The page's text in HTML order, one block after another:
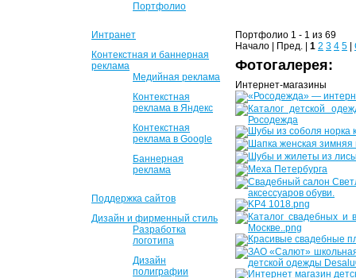
Портфолио
Интранет
Контекстная и баннерная
реклама
Медийная реклама
Контекстная
реклама в Яндекс
Контекстная
реклама в Google
Баннерная
реклама
Поддержка сайтов
Дизайн и фирменный стиль
Разработка
логотипа
Дизайн
полиграфии
Портфолио 1 - 1 из 69
Начало | Пред. | 1 2 3 4 5
Фотогалерея:
Интернет-магазины